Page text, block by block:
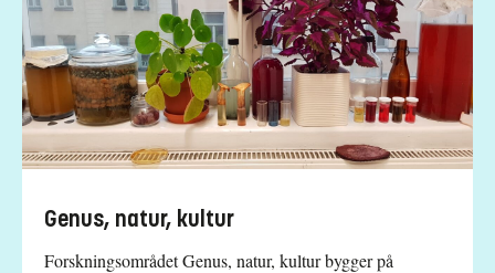
Genus, natur, kultur
Forskningsområdet Genus, natur, kultur bygger på